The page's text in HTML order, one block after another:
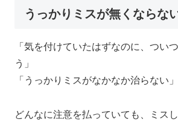
うっかりミスが無くならな
「気を付けていたはずなのに、つい
う」
「うっかりミスがなかなか治らない」
どんなに注意を払っていても、ミス